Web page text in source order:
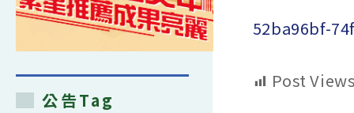
52ba96bf-
Post
公告Tag